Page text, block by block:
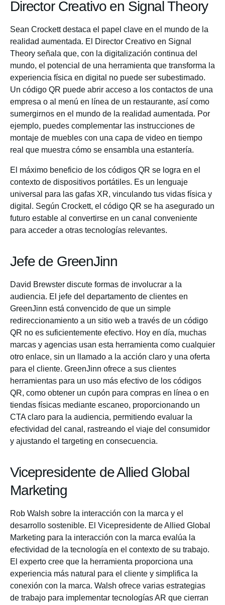
Director Creativo en Signal Theory
Sean Crockett destaca el papel clave en el mundo de la
realidad aumentada. El Director Creativo en Signal
Theory señala que, con la digitalización continua del
mundo, el potencial de una herramienta que transforma la
experiencia física en digital no puede ser subestimado.
Un código QR puede abrir acceso a los contactos de una
empresa o al menú en línea de un restaurante, así como
sumergirnos en el mundo de la realidad aumentada. Por
ejemplo, puedes complementar las instrucciones de
montaje de muebles con una capa de video en tiempo
real que muestra cómo se ensambla una estantería.
El máximo beneficio de los códigos QR se logra en el
contexto de dispositivos portátiles. Es un lenguaje
universal para las gafas XR, vinculando tus vidas física y
digital. Según Crockett, el código QR se ha asegurado un
futuro estable al convertirse en un canal conveniente
para acceder a otras tecnologías relevantes.
Jefe de GreenJinn
David Brewster discute formas de involucrar a la
audiencia. El jefe del departamento de clientes en
GreenJinn está convencido de que un simple
redireccionamiento a un sitio web a través de un código
QR no es suficientemente efectivo. Hoy en día, muchas
marcas y agencias usan esta herramienta como cualquier
otro enlace, sin un llamado a la acción claro y una oferta
para el cliente. GreenJinn ofrece a sus clientes
herramientas para un uso más efectivo de los códigos
QR, como obtener un cupón para compras en línea o en
tiendas físicas mediante escaneo, proporcionando un
CTA claro para la audiencia, permitiendo evaluar la
efectividad del canal, rastreando el viaje del consumidor
y ajustando el targeting en consecuencia.
Vicepresidente de Allied Global
Marketing
Rob Walsh sobre la interacción con la marca y el
desarrollo sostenible. El Vicepresidente de Allied Global
Marketing para la interacción con la marca evalúa la
efectividad de la tecnología en el contexto de su trabajo.
El experto cree que la herramienta proporciona una
experiencia más natural para el cliente y simplifica la
conexión con la marca. Walsh ofrece varias estrategias
de trabajo para implementar tecnologías AR que cierran